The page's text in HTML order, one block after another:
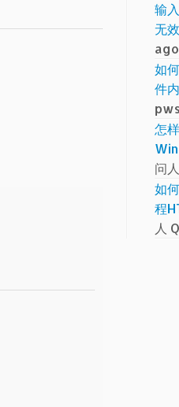
输
无
如
件
怎
问
如
程
人